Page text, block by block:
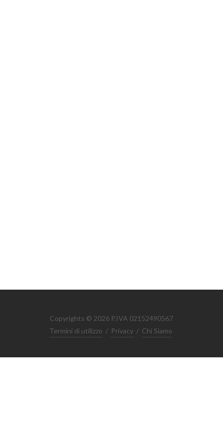
Copyrights © 2026 P.IVA 02152490567
Termini di utilizzo / Privacy / Chi Siamo